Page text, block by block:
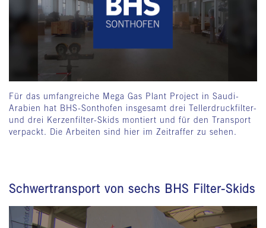
Für das umfangreiche Mega Gas Plant Project in Saudi-
Arabien hat BHS-Sonthofen insgesamt drei Tellerdruckfilter-
und drei Kerzenfilter-Skids montiert und für den Transport
verpackt. Die Arbeiten sind hier im Zeitraffer zu sehen.
Schwertransport von sechs BHS Filter-Skids